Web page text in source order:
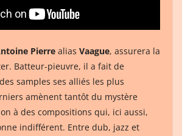
Pierre alias Vaague, assurera la
Batteur-pieuvre, il a fait de
samples ses alliés les plus
amènent tantôt du mystère
à des compositions qui, ici aussi,
indifférent. Entre dub, jazz et